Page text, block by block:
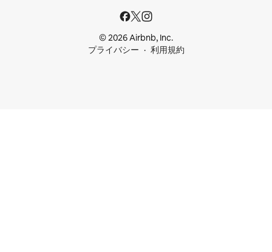
© 2026 Airbnb, Inc.
プライバシー
利用規約